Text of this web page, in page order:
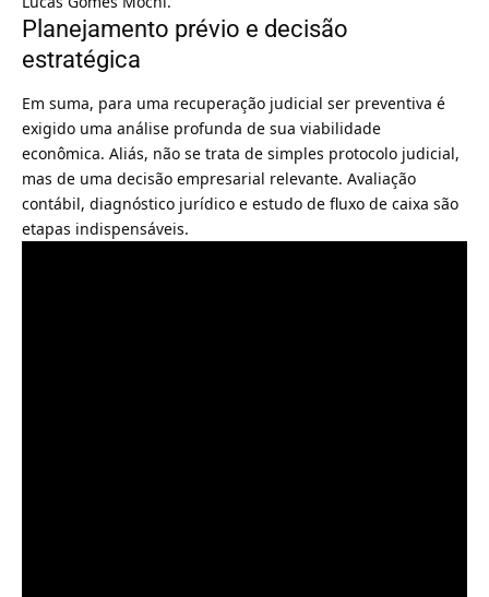
Planejamento prévio e decisão
estratégica
Em suma, para uma recuperação judicial ser preventiva é
exigido uma análise profunda de sua viabilidade
econômica. Aliás, não se trata de simples protocolo judicial,
mas de uma decisão empresarial relevante. Avaliação
contábil, diagnóstico jurídico e estudo de fluxo de caixa são
etapas indispensáveis.